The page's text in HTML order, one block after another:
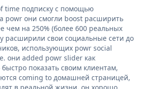
time подписку с помощью
powr они смогли boost расширить
чем на 250% (более 600 реальных
расширили свои социальные сети до
использующих powr social
они added powr slider как
показать своим клиентам,
coming to домашней страницей,